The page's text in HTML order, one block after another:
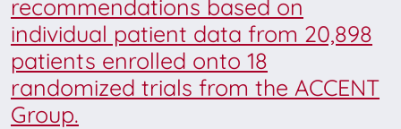
recommendations based on
individual patient data from 20,898
patients enrolled onto 18
randomized trials from the ACCENT
Group.